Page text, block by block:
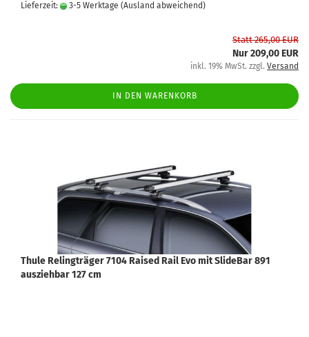
Lieferzeit: 3-5 Werktage (Ausland abweichend)
Statt 265,00 EUR
Nur 209,00 EUR
inkl. 19% MwSt. zzgl. Versand
IN DEN WARENKORB
Thule Relingträger 7104 Raised Rail Evo mit SlideBar 891
ausziehbar 127 cm